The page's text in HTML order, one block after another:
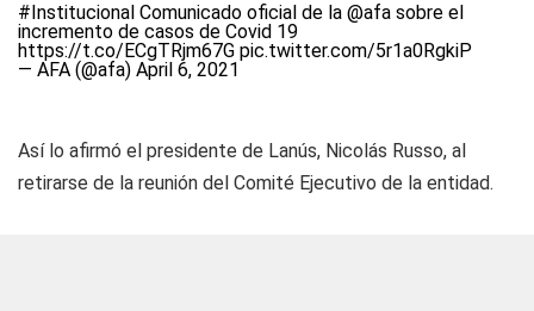
#Institucional Comunicado oficial de la @afa sobre el
incremento de casos de Covid 19
https://t.co/ECgTRjm67G pic.twitter.com/5r1a0RgkiP
— AFA (@afa) April 6, 2021
Así lo afirmó el presidente de Lanús, Nicolás Russo, al
retirarse de la reunión del Comité Ejecutivo de la entidad.